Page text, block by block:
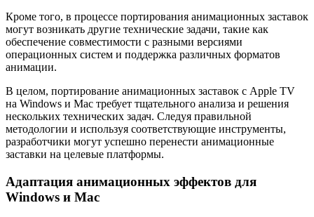
Кроме того, в процессе портирования анимационных заставок
могут возникать другие технические задачи, такие как
обеспечение совместимости с разными версиями
операционных систем и поддержка различных форматов
анимации.
В целом, портирование анимационных заставок с Apple TV
на Windows и Mac требует тщательного анализа и решения
нескольких технических задач. Следуя правильной
методологии и используя соответствующие инструменты,
разработчики могут успешно перенести анимационные
заставки на целевые платформы.
Адаптация анимационных эффектов для
Windows и Mac